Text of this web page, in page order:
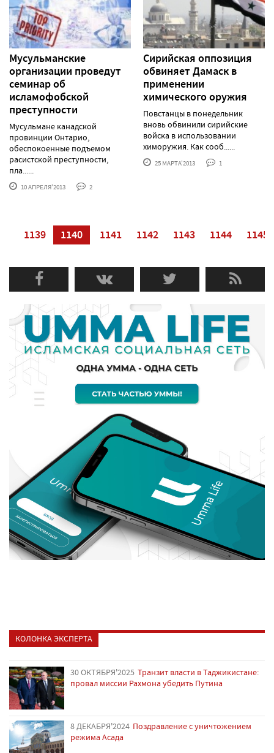
Мусульманские
организации проведут
семинар об
исламофобской
преступности
Мусульмане канадской
провинции Онтарио,
обеспокоенные подъемом
расистской преступности,
пла......
10 АПРЕЛЯ'2013 2
Сирийская оппозиция
обвиняет Дамаск в
применении
химического оружия
Повстанцы в понедельник
вновь обвинили сирийские
войска в использовании
химоружия. Как сооб......
25 МАРТА'2013 1
1139 1140 1141 1142 1143 1144 1145
КОЛОНКА ЭКСПЕРТА
30 ОКТЯБРЯ'2025 Транзит власти в Таджикистане:
провал миссии Рахмона убедить Путина
8 ДЕКАБРЯ'2024 Поздравление с уничтожением
режима Асада